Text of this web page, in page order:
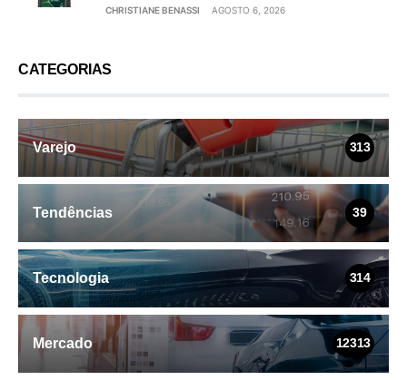
CHRISTIANE BENASSI AGOSTO 6, 2026
CATEGORIAS
Varejo 313
Tendências 39
Tecnologia 314
Mercado 12313